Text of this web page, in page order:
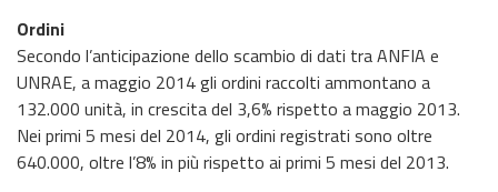
Ordini
Secondo l’anticipazione dello scambio di dati tra ANFIA e
UNRAE, a maggio 2014 gli ordini raccolti ammontano a
132.000 unità, in crescita del 3,6% rispetto a maggio 2013.
Nei primi 5 mesi del 2014, gli ordini registrati sono oltre
640.000, oltre l’8% in più rispetto ai primi 5 mesi del 2013.